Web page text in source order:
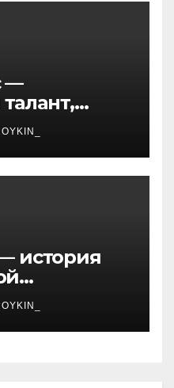
—
сердца
—
что
история
бизнес-